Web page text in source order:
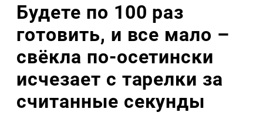
Будете по 100 раз
готовить, и все мало –
свёкла по-осетински
исчезает с тарелки за
считанные секунды